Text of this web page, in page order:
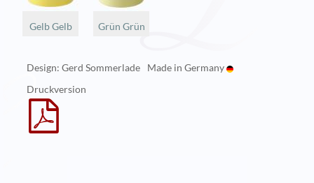
Gelb Gelb Grün Grün
Design: Gerd Sommerlade
Made in Germany
Druckversion